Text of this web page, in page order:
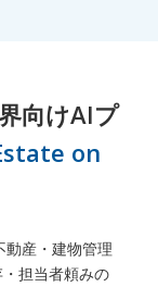
向けAIプ
on
動産・建物管理
担当者頼みの